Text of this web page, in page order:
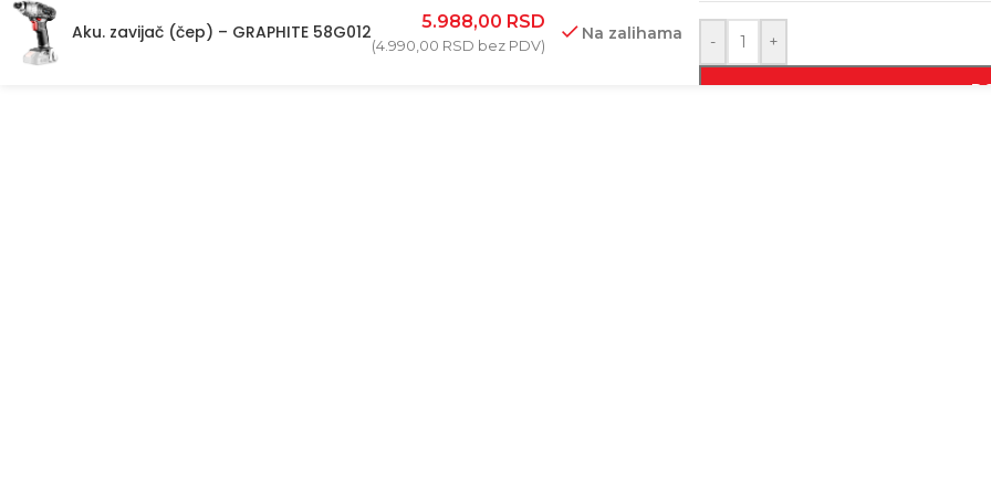
Aku. zavijač (čep) – GRAPHITE 58G012 5.988,00 RSD
(4.990,00 RSD bez PDV)
Na zalihama - +